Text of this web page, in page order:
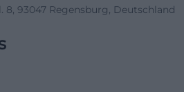
8, 93047 Regensburg, Deutschland